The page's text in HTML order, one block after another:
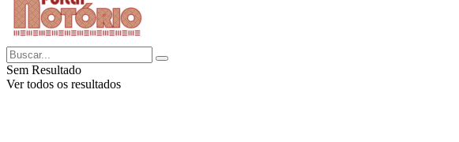
Sem Resultado
Ver todos os resultados